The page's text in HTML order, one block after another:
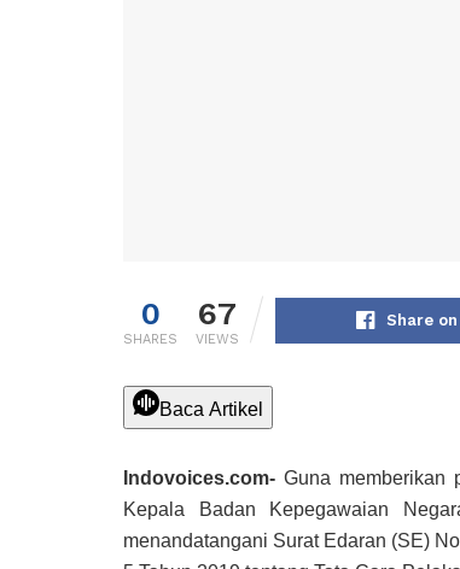
0
SHARES
67
VIEWS
Share
Baca Artikel
Indovoices.com- Guna memberikan
Kepala Badan Kepegawaian
menandatangani Surat Edaran (SE)